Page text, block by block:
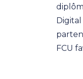
FCU